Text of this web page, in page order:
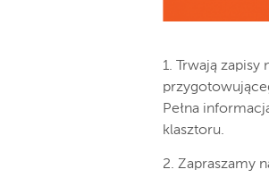
1. Trwają
Pełna
klasztoru.
2. Zapraszamy